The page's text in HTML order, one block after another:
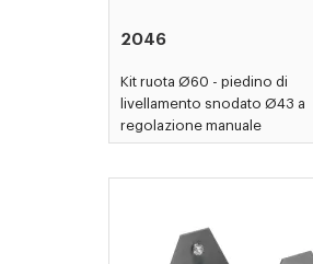
2046
Kit ruota Ø60 - piedino di
livellamento snodato Ø43 a
regolazione manuale